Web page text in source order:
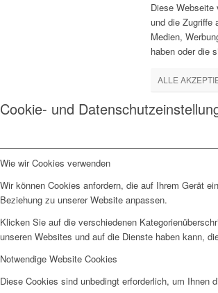
Diese
und die Zugriffe
Medien,
haben oder die
ALLE
Cookie- und
Wie wir Cookies verwenden
Wir können Cookies anfordern, die auf Ihrem Gerät
Beziehung zu unserer Website anpassen.
Klicken Sie auf die verschiedenen
unseren Websites und auf die Dienste haben kann,
Notwendige Website Cookies
Diese Cookies sind unbedingt erforderlich, um Ihnen